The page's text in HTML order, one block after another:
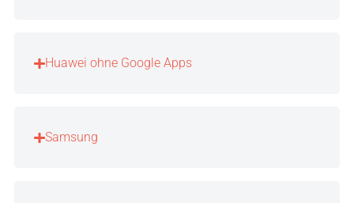
Huawei ohne Google Apps
Samsung